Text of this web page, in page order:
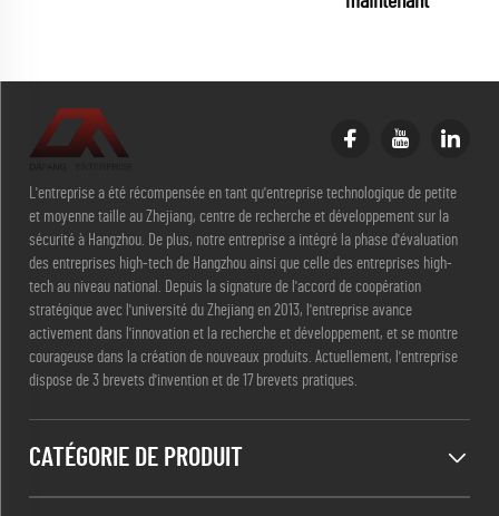
L'entreprise a été récompensée en tant qu'entreprise technologique de petite
et moyenne taille au Zhejiang, centre de recherche et développement sur la
sécurité à Hangzhou. De plus, notre entreprise a intégré la phase d'évaluation
des entreprises high-tech de Hangzhou ainsi que celle des entreprises high-
tech au niveau national. Depuis la signature de l'accord de coopération
stratégique avec l'université du Zhejiang en 2013, l'entreprise avance
activement dans l'innovation et la recherche et développement, et se montre
courageuse dans la création de nouveaux produits. Actuellement, l'entreprise
dispose de 3 brevets d'invention et de 17 brevets pratiques.
CATÉGORIE DE PRODUIT